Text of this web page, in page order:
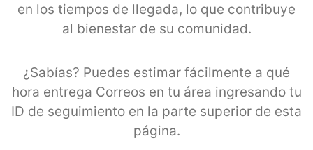
en los tiempos de llegada, lo que contribuye
al bienestar de su comunidad.
¿Sabías? Puedes estimar fácilmente a qué
hora entrega Correos en tu área ingresando tu
ID de seguimiento en la parte superior de esta
página.